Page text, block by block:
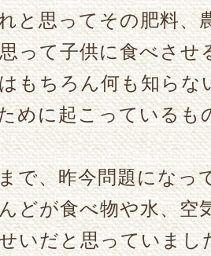
と思ってその肥料、
って子供に食べさせ
もちろん何も知らな
めに起こっているも
で、昨今問題になっ
どが食べ物や水、空
いだと思っていま